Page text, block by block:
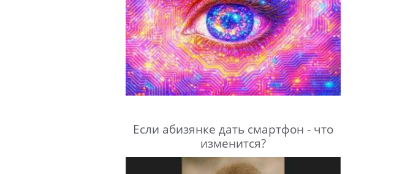
Если абизянке дать смартфон - что
изменится?